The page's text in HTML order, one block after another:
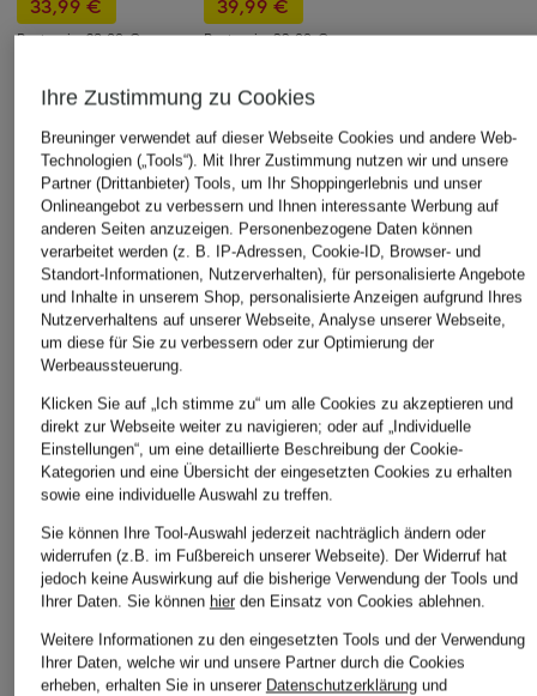
Bestpreis:28,89 €
Bestpreis:33,99 €
Weitere Kategorien
mey Badehosen
mey BHs
mey Damen
mey Herren
mey Nachthemden
mey Nachtwäsche
mey Nachtwäsche
Damen
mey Sale
mey Schlafanzug
mey Unterhemden
mey Unterhemden Herren
mey Unterwäsche
mey Wäsche Sale
Balconette BH
MARIE JO
Ihre Zustimmung zu Cookies
Breuninger verwendet auf dieser Webseite Cookies und andere Web-
Technologien („Tools“). Mit Ihrer Zustimmung nutzen wir und unsere
Partner (Drittanbieter) Tools, um Ihr Shoppingerlebnis und unser
Onlineangebot zu verbessern und Ihnen interessante Werbung auf
anderen Seiten anzuzeigen. Personenbezogene Daten können
verarbeitet werden (z. B. IP-Adressen, Cookie-ID, Browser- und
Standort-Informationen, Nutzerverhalten), für personalisierte Angebote
und Inhalte in unserem Shop, personalisierte Anzeigen aufgrund Ihres
Nutzerverhaltens auf unserer Webseite, Analyse unserer Webseite,
um diese für Sie zu verbessern oder zur Optimierung der
Werbeaussteuerung.
Klicken Sie auf „Ich stimme zu“ um alle Cookies zu akzeptieren und
direkt zur Webseite weiter zu navigieren; oder auf „Individuelle
Einstellungen“, um eine detaillierte Beschreibung der Cookie-
Kategorien und eine Übersicht der eingesetzten Cookies zu erhalten
sowie eine individuelle Auswahl zu treffen.
Sie können Ihre Tool-Auswahl jederzeit nachträglich ändern oder
widerrufen (z.B. im Fußbereich unserer Webseite). Der Widerruf hat
jedoch keine Auswirkung auf die bisherige Verwendung der Tools und
Ihrer Daten. Sie können hierden Einsatz von Cookies ablehnen.
Weitere Informationen zu den eingesetzten Tools und der Verwendung
Ihrer Daten, welche wir und unsere Partner durch die Cookies
erheben, erhalten Sie in unserer Datenschutzerklärungund